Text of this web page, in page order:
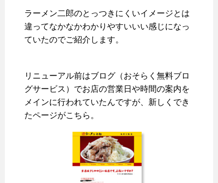
ラーメン二郎のとっつきにくいイメージとは
違ってなかなかわかりやすいいい感じになっ
ていたのでご紹介します。
リニューアル前はブログ（おそらく無料ブロ
グサービス）でお店の営業日や時間の案内を
メインに行われていたんですが、新しくでき
たページがこちら。